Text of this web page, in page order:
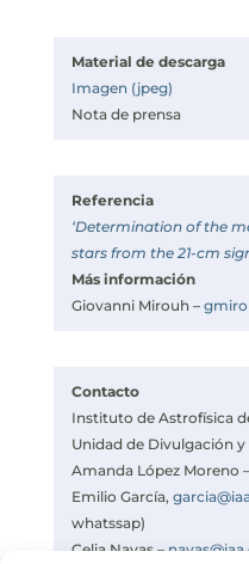
Material de descarga
Imagen (jpeg)
Nota de prensa
Referencia
‘Determination of the
stars from the 21-cm
Más información
Giovanni Mirouh –
Contacto
Instituto de Astrofísica
Unidad de Divulgación
Amanda López Moreno –
Emilio García,
whatssap)
Celia Navas –